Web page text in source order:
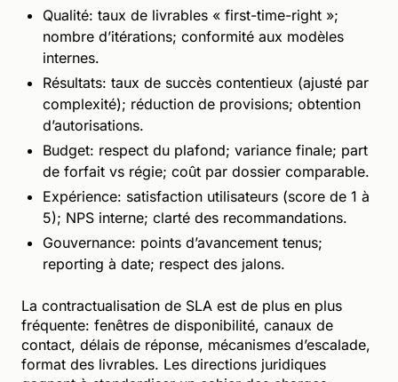
Qualité: taux de livrables « first-time-right »;
nombre d’itérations; conformité aux modèles
internes.
Résultats: taux de succès contentieux (ajusté par
complexité); réduction de provisions; obtention
d’autorisations.
Budget: respect du plafond; variance finale; part
de forfait vs régie; coût par dossier comparable.
Expérience: satisfaction utilisateurs (score de 1 à
5); NPS interne; clarté des recommandations.
Gouvernance: points d’avancement tenus;
reporting à date; respect des jalons.
La contractualisation de SLA est de plus en plus
fréquente: fenêtres de disponibilité, canaux de
contact, délais de réponse, mécanismes d’escalade,
format des livrables. Les directions juridiques